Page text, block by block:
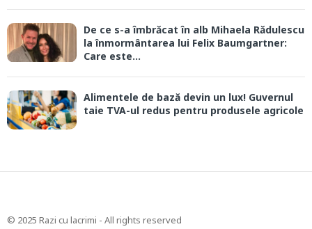
De ce s-a îmbrăcat în alb Mihaela Rădulescu
la înmormântarea lui Felix Baumgartner:
Care este...
Alimentele de bază devin un lux! Guvernul
taie TVA-ul redus pentru produsele agricole
© 2025 Razi cu lacrimi - All rights reserved